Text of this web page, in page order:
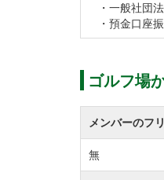
・一般社団法
・預金口座
ゴルフ場
メンバーのフ
無